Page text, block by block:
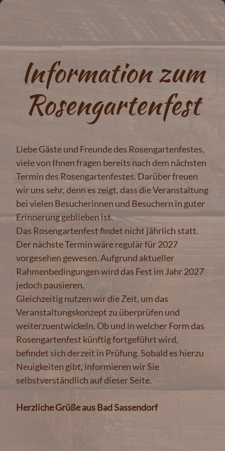
Information zum
Rosengartenfest
Liebe Gäste und Freunde des Rosengartenfestes,
viele von Ihnen fragen bereits nach dem nächsten
Termin des Rosengartenfestes. Darüber freuen
wir uns sehr, denn es zeigt, dass die Veranstaltung
bei vielen Besucherinnen und Besuchern in guter
Erinnerung geblieben ist.
Das Rosengartenfest findet nicht jährlich statt.
Der nächste Termin wäre regulär für 2027
vorgesehen gewesen. Aufgrund aktueller
Rahmenbedingungen wird das Fest im Jahr 2027
jedoch pausieren.
Gleichzeitig nutzen wir die Zeit, um das
Veranstaltungskonzept zu überprüfen und
weiterzuentwickeln. Ob und in welcher Form das
Rosengartenfest künftig fortgeführt wird,
befindet sich derzeit in Prüfung. Sobald es hierzu
Neuigkeiten gibt, informieren wir Sie
selbstverständlich auf dieser Seite.
Herzliche Grüße aus Bad Sassendorf